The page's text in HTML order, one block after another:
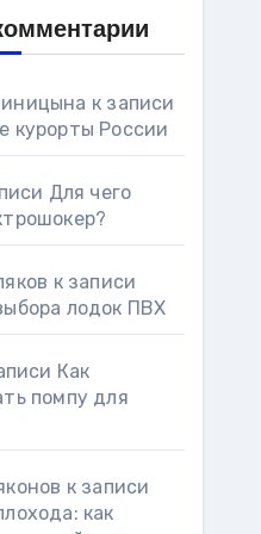
к записи
курорты России
Для чего
к записи
лодок ПВХ
Как
помпу для
к записи
как